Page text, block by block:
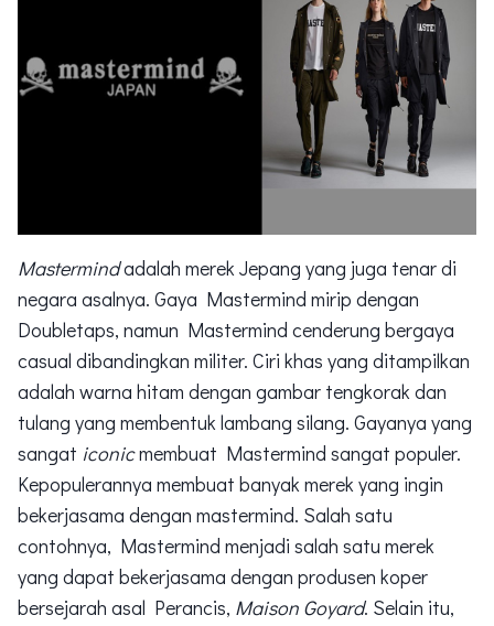
Mastermindadalah merek Jepang yang juga tenar di
negara asalnya. Gaya Mastermind mirip dengan
Doubletaps, namun Mastermind cenderung bergaya
casual dibandingkan militer. Ciri khas yang ditampilkan
adalah warna hitam dengan gambar tengkorak dan
tulang yang membentuk lambang silang. Gayanya yang
sangat iconicmembuat Mastermind sangat populer.
Kepopulerannya membuat banyak merek yang ingin
bekerjasama dengan mastermind. Salah satu
contohnya, Mastermind menjadi salah satu merek
yang dapat bekerjasama dengan produsen koper
bersejarah asal Perancis, Maison Goyard. Selain itu,